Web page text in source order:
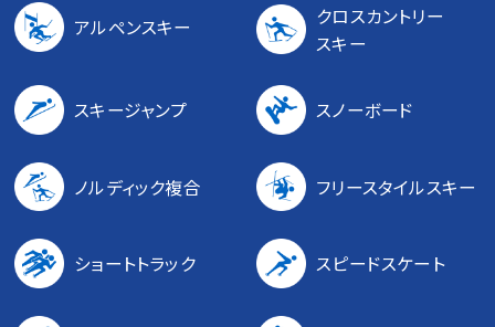
アルペンスキー
クロスカントリー
スキー
スキージャンプ スノーボード
ノルディック複合 フリースタイルスキー
ショートトラック スピードスケート